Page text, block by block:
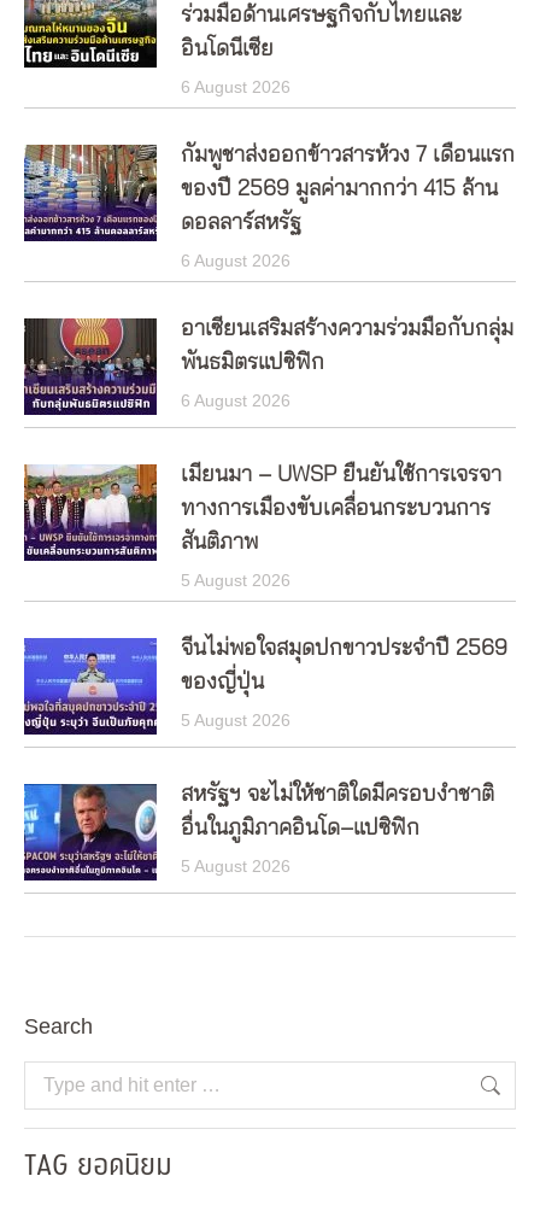
ร่วมมือด้านเศรษฐกิจกับไทยและ
อินโดนีเซีย
6 August 2026
กัมพูชาส่งออกข้าวสารห้วง 7 เดือนแรก
ของปี 2569 มูลค่ามากกว่า 415 ล้าน
ดอลลาร์สหรัฐ
6 August 2026
อาเซียนเสริมสร้างความร่วมมือกับกลุ่ม
พันธมิตรแปซิฟิก
6 August 2026
เมียนมา – UWSP ยืนยันใช้การเจรจา
ทางการเมืองขับเคลื่อนกระบวนการ
สันติภาพ
5 August 2026
จีนไม่พอใจสมุดปกขาวประจำปี 2569
ของญี่ปุ่น
5 August 2026
สหรัฐฯ จะไม่ให้ชาติใดมีครอบงำชาติ
อื่นในภูมิภาคอินโด–แปซิฟิก
5 August 2026
Search
Search:
TAG ยอดนิยม